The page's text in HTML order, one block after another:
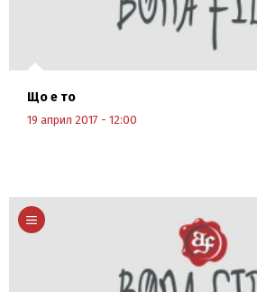
Що е то
19 април 2017 - 12:00
Научи повече